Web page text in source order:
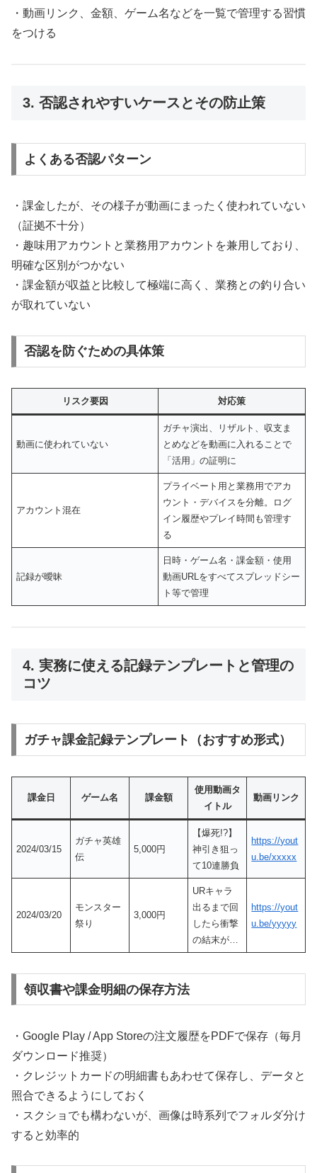
・動画リンク、金額、ゲーム名などを一覧で管理する習慣
をつける
3. 否認されやすいケースとその防止策
よくある否認パターン
・課金したが、その様子が動画にまったく使われていない
（証拠不十分）
・趣味用アカウントと業務用アカウントを兼用しており、
明確な区別がつかない
・課金額が収益と比較して極端に高く、業務との釣り合い
が取れていない
否認を防ぐための具体策
リスク要因 対応策
動画に使われていない
ガチャ演出、リザルト、収支ま
とめなどを動画に入れることで
「活用」の証明に
アカウント混在
プライベート用と業務用でアカ
ウント・デバイスを分離。ログ
イン履歴やプレイ時間も管理す
る
記録が曖昧
日時・ゲーム名・課金額・使用
動画URLをすべてスプレッドシー
ト等で管理
4. 実務に使える記録テンプレートと管理の
コツ
ガチャ課金記録テンプレート（おすすめ形式）
課金日 ゲーム名 課金額
使用動画タ
イトル
動画リンク
2024/03/15
ガチャ英雄
伝
5,000円
【爆死!?】
神引き狙っ
て10連勝負
https://yout
u.be/xxxxx
2024/03/20
モンスター
祭り
3,000円
URキャラ
出るまで回
したら衝撃
の結末が…
https://yout
u.be/yyyyy
領収書や課金明細の保存方法
・Google Play / App Storeの注文履歴をPDFで保存（毎月
ダウンロード推奨）
・クレジットカードの明細書もあわせて保存し、データと
照合できるようにしておく
・スクショでも構わないが、画像は時系列でフォルダ分け
すると効率的